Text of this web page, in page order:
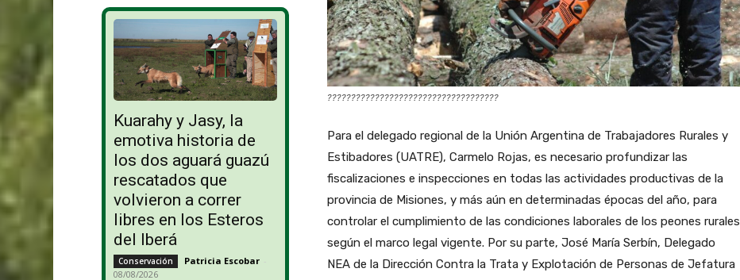
Kuarahy y Jasy, la
emotiva historia de
los dos aguará guazú
rescatados que
volvieron a correr
libres en los Esteros
del Iberá
Conservación Patricia Escobar -
08/08/2026
????????????????????????????????????
Para el delegado regional de la Unión Argentina de Trabajadores Rurales y
Estibadores (UATRE), Carmelo Rojas, es necesario profundizar las
fiscalizaciones e inspecciones en todas las actividades productivas de la
provincia de Misiones, y más aún en determinadas épocas del año, para
controlar el cumplimiento de las condiciones laborales de los peones rurales
según el marco legal vigente. Por su parte, José María Serbín, Delegado
NEA de la Dirección Contra la Trata y Explotación de Personas de Jefatura